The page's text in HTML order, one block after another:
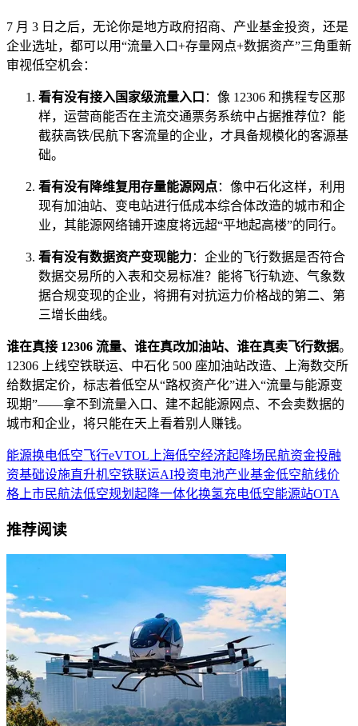
7 月 3 日之后，无论你是地方政府招商、产业基金投资，还是
企业选址，都可以用“流量入口+存量网点+数据资产”三角重新
审视低空机会：
看有没有接入国家级流量入口 ：像 12306 和携程专区那
样，运营商能否在主流交通票务系统中占据推荐位？能
截获高铁/民航下客流量的企业，才具备规模化的客源基
础。
看有没有降维复用存量能源网点：像中石化这样，利用
现有加油站、变电站进行低成本综合体改造的城市和企
业，其能源网络铺开速度将远超“平地起高楼”的同行。
看有没有数据资产变现能力：企业的飞行数据是否符合
数据交易所的入表和交易标准？能将飞行轨迹、气象数
据合规变现的企业，将拥有对抗运力价格战的第二、第
三增长曲线。
谁在真接 12306 流量、谁在真改加油站、谁在真卖飞行数据。
12306 上线空铁联运、中石化 500 座加油站改造、上海数交所
给数据定价，标志着低空从“路权资产化”进入“流量与能源变
现期”——拿不到流量入口、建不起能源网点、不会卖数据的
城市和企业，将只能在天上看着别人赚钱。
能源换电低空飞行eVTOL 上海低空经济起降场 民航资金投融
资基础设施直升机空铁联运AI投资电池产业基金低空航线价
格 上市民航法低空规划 起降一体化换氢充电低空能源站OTA
推荐阅读